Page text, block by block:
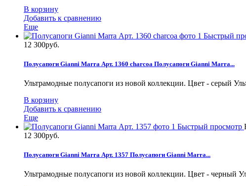
В корзину
Добавить к сравнению
Еще
Быстрый
12 300руб.
Полусапоги Gianni Marra Арт. 1360 charcoa Полусапоги Gianni Marra...
Ультрамодные полусапоги из новой коллекции. Цвет - серый
В корзину
Добавить к сравнению
Еще
Быстрый просмотр
12 300руб.
Полусапоги Gianni Marra Арт. 1357 Полусапоги Gianni Marra...
Ультрамодные полусапоги из новой коллекции. Цвет - черный